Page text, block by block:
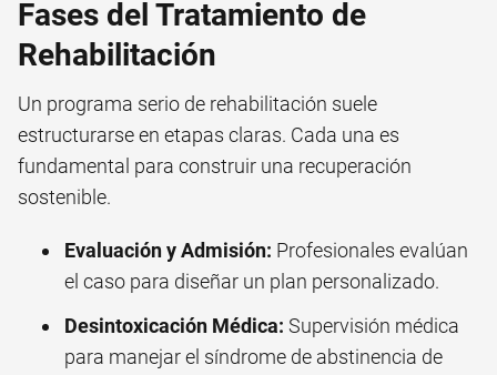
Fases del Tratamiento de
Rehabilitación
Un programa serio de rehabilitación suele
estructurarse en etapas claras. Cada una es
fundamental para construir una recuperación
sostenible.
Evaluación y Admisión: Profesionales evalúan
el caso para diseñar un plan personalizado.
Desintoxicación Médica: Supervisión médica
para manejar el síndrome de abstinencia de